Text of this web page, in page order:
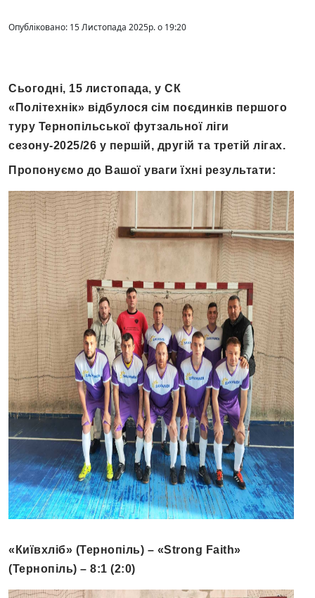
Опубліковано: 15 Листопада 2025р. о 19:20
Сьогодні, 15 листопада, у СК
«Політехнік» відбулося сім поєдинків першого
туру Тернопільської футзальної ліги
сезону-2025/26 у першій, другій та третій лігах.
Пропонуємо до Вашої уваги їхні результати:
«Київхліб» (Тернопіль) – «Strong Faith»
(Тернопіль) – 8:1 (2:0)